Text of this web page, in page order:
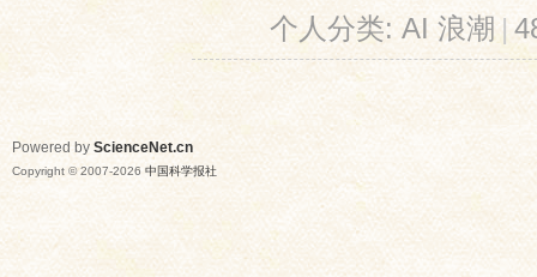
个人分类: AI 浪潮 |
Powered by ScienceNet.cn
Copyright © 2007-2026 中国科学报社